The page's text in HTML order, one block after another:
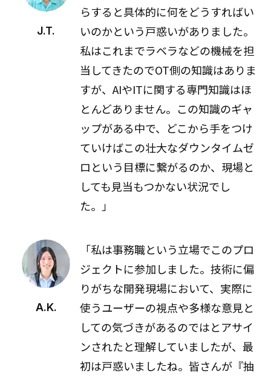
J.T.
らすると具体的に何をどうすればい
いのかという戸惑いがありました。
私はこれまでラベラなどの機械を担
当してきたのでOT側の知識はありま
すが、AIやITに関する専門知識はほ
とんどありません。この知識のギャ
ップがある中で、どこから手をつけ
ていけばこの壮大なダウンタイムゼ
ロという目標に繋がるのか、現場と
しても見当もつかない状況でし
た。」
A.K.
「私は事務職という立場でこのプロ
ジェクトに参加しました。技術に偏
りがちな開発現場において、実際に
使うユーザーの視点や多様な意見と
しての気づきがあるのではとアサイ
ンされたと理解していましたが、最
初は戸惑いましたね。皆さんが『抽